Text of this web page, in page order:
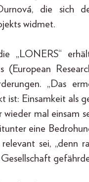
die sich
widmet.
„LONERS“
(European
„Das
ist: Einsamkeit als
wieder mal einsam
eine
sei, „denn